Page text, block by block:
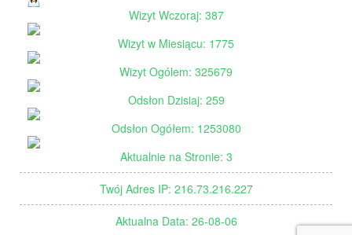
Wizyt Wczoraj: 387
Wizyt w Miesiącu: 1775
Wizyt Ogólem: 325679
Odsłon Dzisiaj: 259
Odsłon Ogółem: 1253080
Aktualnie na Stronie: 3
Twój Adres IP: 216.73.216.227
Aktualna Data: 26-08-06